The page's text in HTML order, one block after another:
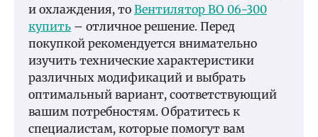
и охлаждения, то Вентилятор ВО 06-300
купить – отличное решение. Перед
покупкой рекомендуется внимательно
изучить технические характеристики
различных модификаций и выбрать
оптимальный вариант, соответствующий
вашим потребностям. Обратитесь к
специалистам, которые помогут вам